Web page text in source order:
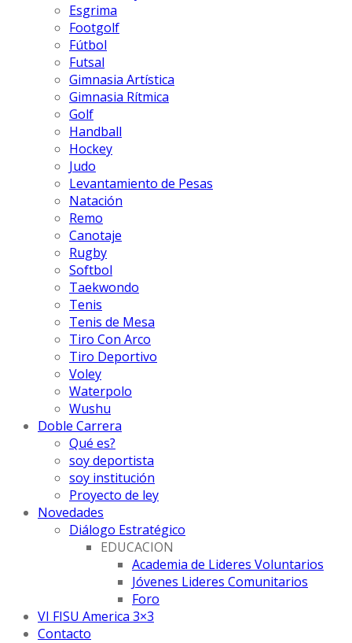
Esgrima
Footgolf
Fútbol
Futsal
Gimnasia Artística
Gimnasia Rítmica
Golf
Handball
Hockey
Judo
Levantamiento de Pesas
Natación
Remo
Canotaje
Rugby
Softbol
Taekwondo
Tenis
Tenis de Mesa
Tiro Con Arco
Tiro Deportivo
Voley
Waterpolo
Wushu
Doble Carrera
Qué es?
soy deportista
soy institución
Proyecto de ley
Novedades
Diálogo Estratégico
EDUCACION
Academia de Lideres Voluntarios
Jóvenes Lideres Comunitarios
Foro
VI FISU America 3×3
Contacto